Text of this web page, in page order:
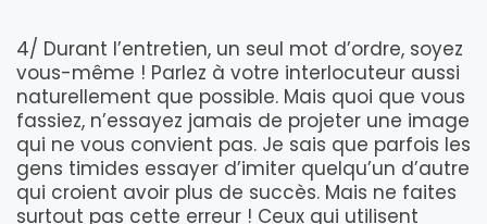
4/ Durant l’entretien, un seul mot d’ordre, soyez
vous-même ! Parlez à votre interlocuteur aussi
naturellement que possible. Mais quoi que vous
fassiez, n’essayez jamais de projeter une image
qui ne vous convient pas. Je sais que parfois les
gens timides essayer d’imiter quelqu’un d’autre
qui croient avoir plus de succès. Mais ne faites
surtout pas cette erreur ! Ceux qui utilisent